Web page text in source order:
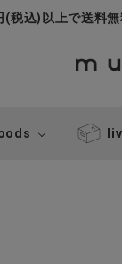
(税込)以上で送料